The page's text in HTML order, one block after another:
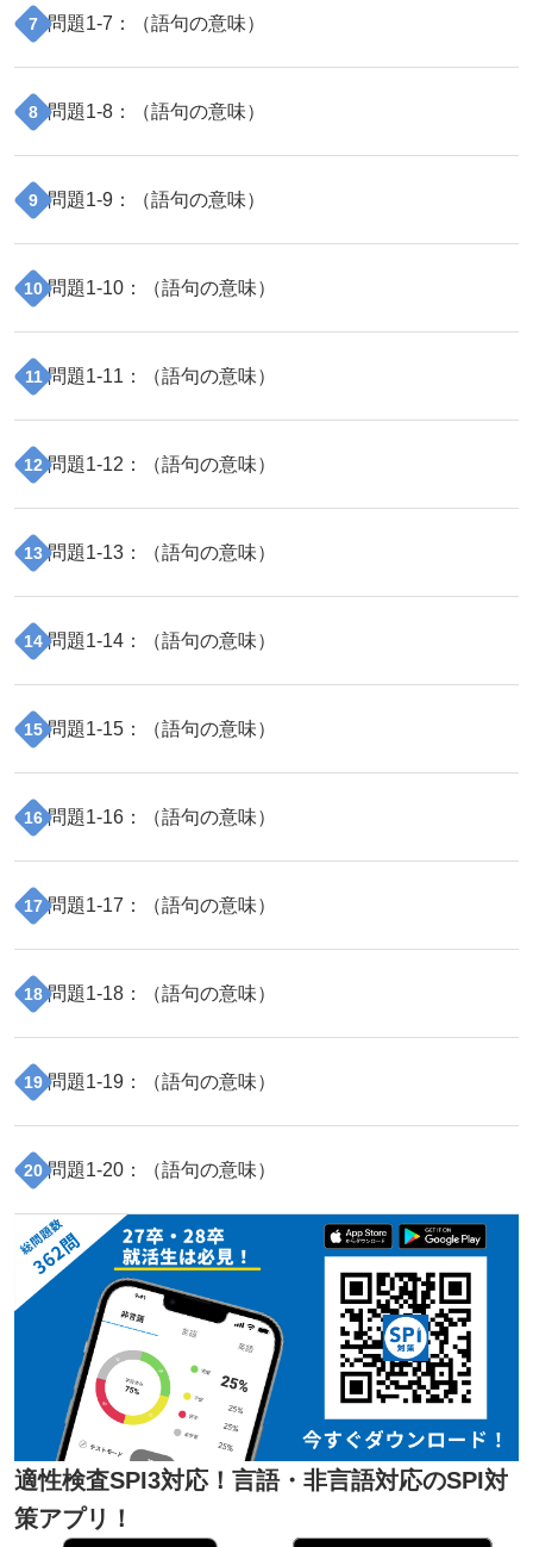
7 問題1-7 ：（語句の意味）
8 問題1-8 ：（語句の意味）
9 問題1-9 ：（語句の意味）
10 問題1-10 ：（語句の意味）
11 問題1-11 ：（語句の意味）
12 問題1-12 ：（語句の意味）
13 問題1-13 ：（語句の意味）
14 問題1-14 ：（語句の意味）
15 問題1-15 ：（語句の意味）
16 問題1-16 ：（語句の意味）
17 問題1-17 ：（語句の意味）
18 問題1-18 ：（語句の意味）
19 問題1-19 ：（語句の意味）
20 問題1-20 ：（語句の意味）
適性検査SPI3対応！言語・非言語対応のSPI対
策アプリ！